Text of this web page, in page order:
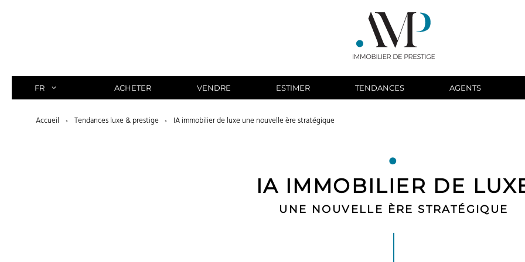
FR ACHETER VENDRE ESTIMER TENDANCES AGENTS
Accueil › Tendances luxe & prestige › IA immobilier de luxe une nouvelle ère stratégique
IA IMMOBILIER DE
UNE NOUVELLE ÈRE STRATÉGIQUE